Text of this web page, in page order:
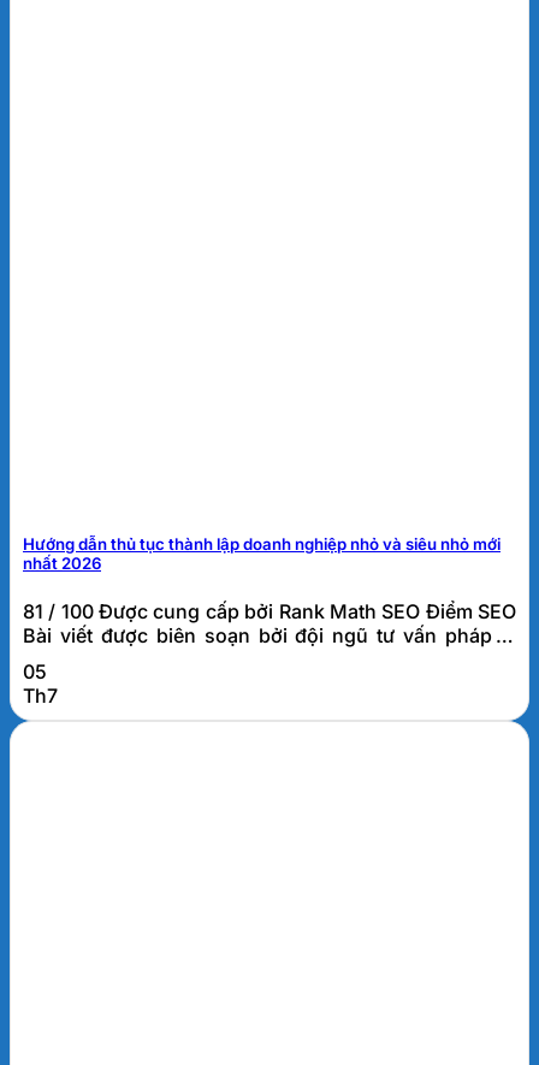
Hướng dẫn thủ tục thành lập doanh nghiệp nhỏ và siêu nhỏ mới
nhất 2026
81 / 100 Được cung cấp bởi Rank Math SEO Điểm SEO
Bài viết được biên soạn bởi đội ngũ tư vấn pháp lý
doanh nghiệp FATO, đơn vị đã hỗ trợ thành lập và tư
vấn thuế cho hơn 1.000 doanh nghiệp tại Đà Nẵng và
khu vực miền Trung. Thủ tục thành lập doanh
05
Th7